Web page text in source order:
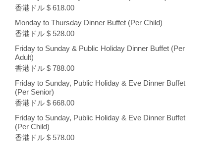
香港ドル $ 618.00
Monday to Thursday Dinner Buffet (Per Child)
香港ドル $ 528.00
Friday to Sunday & Public Holiday Dinner Buffet (Per
Adult)
香港ドル $ 788.00
Friday to Sunday, Public Holiday & Eve Dinner Buffet
(Per Senior)
香港ドル $ 668.00
Friday to Sunday, Public Holiday & Eve Dinner Buffet
(Per Child)
香港ドル $ 578.00